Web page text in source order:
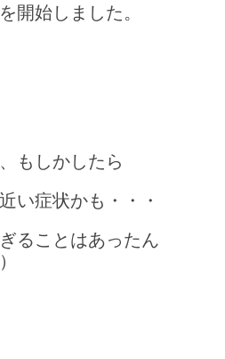
開始しました。
もしかしたら
い症状かも・・・
ることはあったん